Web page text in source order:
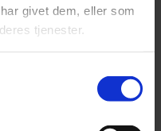
givet dem, eller som
tjenester.